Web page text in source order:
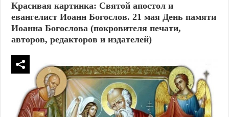
Красивая картинка: Святой апостол и
евангелист Иоанн Богослов. 21 мая День памяти
Иоанна Богослова (покровителя печати,
авторов, редакторов и издателей)